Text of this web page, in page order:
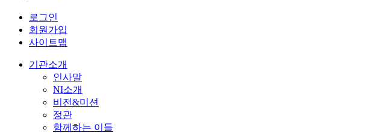
로그인
회원가입
사이트맵
기관소개
인사말
NI소개
비전&미션
정관
함께하는 이들